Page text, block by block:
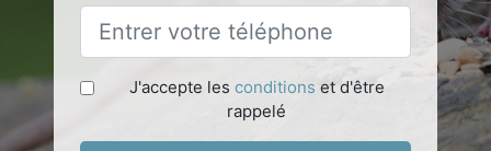
J'accepte les conditions et d'être
rappelé